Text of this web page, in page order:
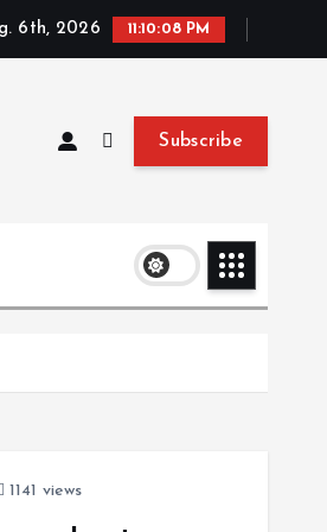
6th, 2026 11:10:08 PM
Subscribe
1141 views